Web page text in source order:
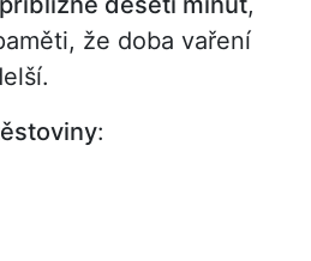
že doba vaření
: